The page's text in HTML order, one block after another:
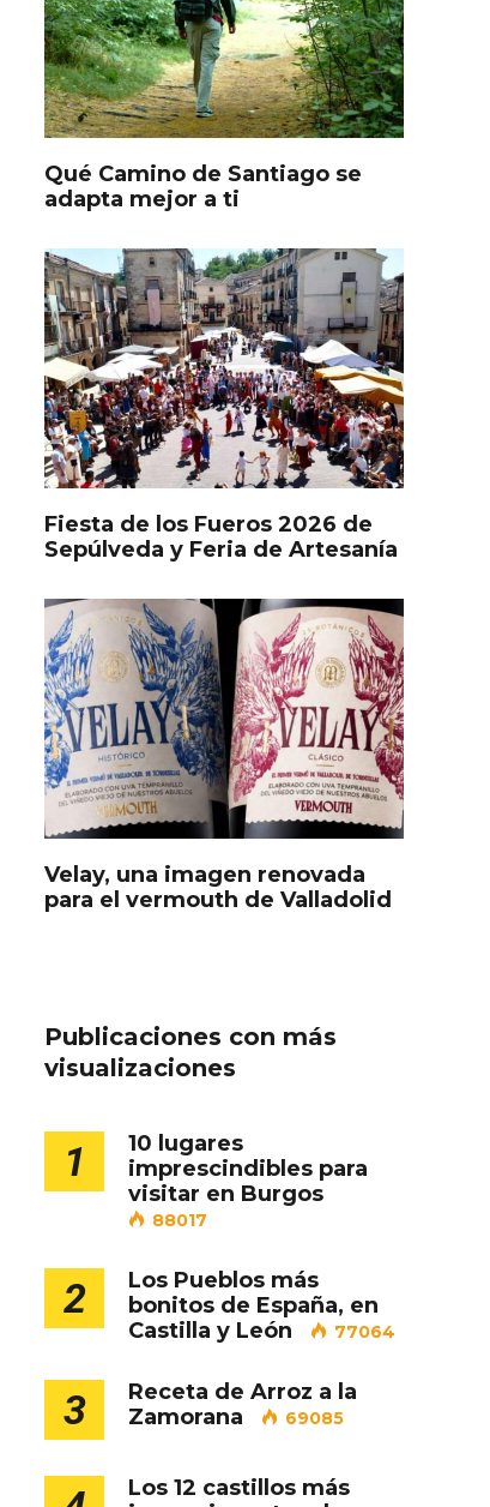
Qué Camino de Santiago se
adapta mejor a ti
Fiesta de los Fueros 2026 de
Sepúlveda y Feria de Artesanía
Velay, una imagen renovada
para el vermouth de Valladolid
Publicaciones con más
visualizaciones
1
10 lugares
imprescindibles para
visitar en Burgos
88017
2
Los Pueblos más
bonitos de España, en
Castilla y León
77064
3
Receta de Arroz a la
Zamorana
69085
Los 12 castillos más
Fiesta de Primavera 2026 en
la Ruta del Vino de Cigales
Disfrutar de la Semana
Santa en Rueda en 2026
Cigales inaugura la
musealización de los arcos
de la Iglesia de Santiago
Apóstol